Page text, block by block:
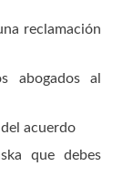
reclamación
abogados al
acuerdo
que debes